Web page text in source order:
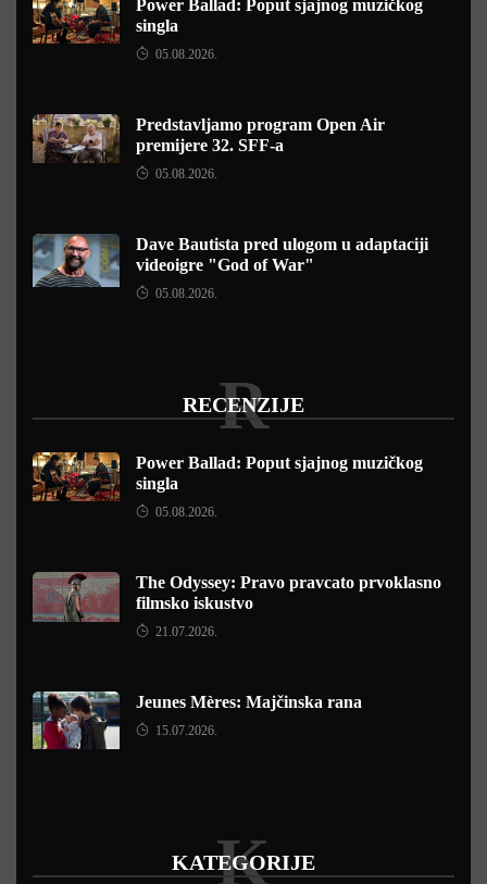
Power Ballad: Poput sjajnog muzičkog
singla
05.08.2026.
Predstavljamo program Open Air
premijere 32. SFF-a
05.08.2026.
Dave Bautista pred ulogom u adaptaciji
videoigre "God of War"
05.08.2026.
RECENZIJE
R
Power Ballad: Poput sjajnog muzičkog
singla
05.08.2026.
The Odyssey: Pravo pravcato prvoklasno
filmsko iskustvo
21.07.2026.
Jeunes Mères: Majčinska rana
15.07.2026.
KATEGORIJE
K